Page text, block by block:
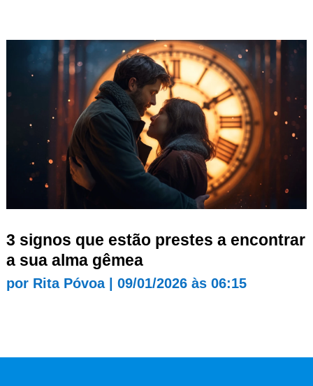
3 signos que estão prestes a encontrar
a sua alma gêmea
por Rita Póvoa| 09/01/2026 às 06:15